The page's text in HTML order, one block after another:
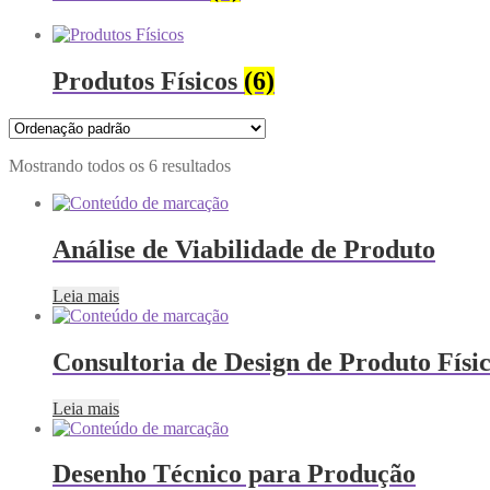
Produtos Físicos (6)
Mostrando todos os 6 resultados
Análise de Viabilidade de Produto
Leia mais
Consultoria de Design de Produto
Leia mais
Desenho Técnico para Produção